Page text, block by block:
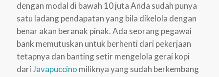
dengan modal di bawah 10 juta Anda sudah punya
satu ladang pendapatan yang bila dikelola dengan
benar akan beranak pinak. Ada seorang pegawai
bank memutuskan untuk berhenti dari pekerjaan
tetapnya dan banting setir mengelola gerai kopi
dariJavapuccino miliknya yang sudah berkembang